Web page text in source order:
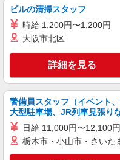
株式会社シエロ
【ドコモ
時給
残業代支
+゜・。○
万円支給(規定有) お友達を紹介
ィブ支給(規定有) ★月2回払い
有）★ ゜
宮崎県
キープ
派遣社員
株式会社シエロ
人気機種
【
ビルの清掃スタッフ
時給 1,200円〜1,200円
大阪市北区
詳細を見る
警備員スタッフ（イベント、
大型駐車場、JR列車見張りな
日給 11,000円〜12,100円
栃木市・小山市・さいた